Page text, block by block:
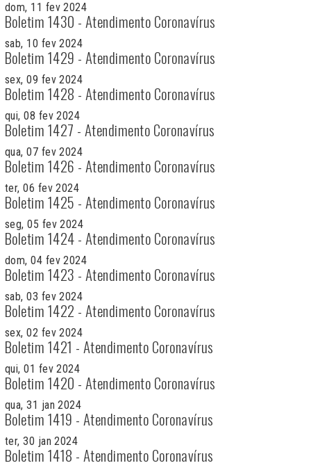
dom, 11 fev 2024
Boletim 1430 - Atendimento Coronavírus
sab, 10 fev 2024
Boletim 1429 - Atendimento Coronavírus
sex, 09 fev 2024
Boletim 1428 - Atendimento Coronavírus
qui, 08 fev 2024
Boletim 1427 - Atendimento Coronavírus
qua, 07 fev 2024
Boletim 1426 - Atendimento Coronavírus
ter, 06 fev 2024
Boletim 1425 - Atendimento Coronavírus
seg, 05 fev 2024
Boletim 1424 - Atendimento Coronavírus
dom, 04 fev 2024
Boletim 1423 - Atendimento Coronavírus
sab, 03 fev 2024
Boletim 1422 - Atendimento Coronavírus
sex, 02 fev 2024
Boletim 1421 - Atendimento Coronavírus
qui, 01 fev 2024
Boletim 1420 - Atendimento Coronavírus
qua, 31 jan 2024
Boletim 1419 - Atendimento Coronavírus
ter, 30 jan 2024
Boletim 1418 - Atendimento Coronavírus